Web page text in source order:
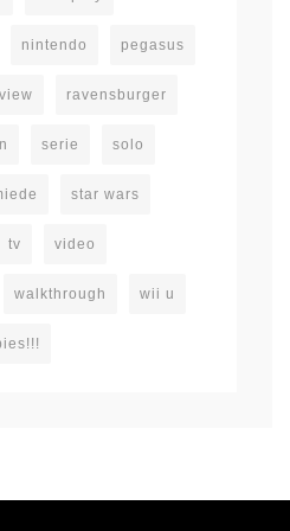
nintendo pegasus
ravensburger
serie solo
star wars
tv video
walkthrough wii u